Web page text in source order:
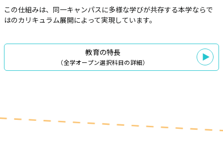
この仕組みは、同一キャンパスに多様な学びが共存する本学ならで
はのカリキュラム展開によって実現しています。
教育の特長
（全学オープン選択科目の詳細）